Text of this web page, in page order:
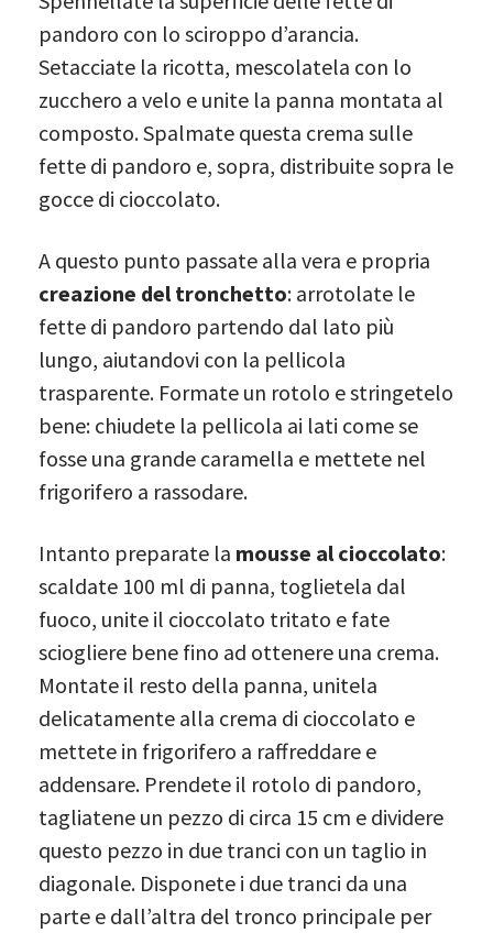
pandoro con lo sciroppo d’arancia.
Setacciate la ricotta, mescolatela con lo
zucchero a velo e unite la panna montata al
composto. Spalmate questa crema sulle
fette di pandoro e, sopra, distribuite sopra le
gocce di cioccolato.
A questo punto passate alla vera e propria
creazione del tronchetto: arrotolate le
fette di pandoro partendo dal lato più
lungo, aiutandovi con la pellicola
trasparente. Formate un rotolo e stringetelo
bene: chiudete la pellicola ai lati come se
fosse una grande caramella e mettete nel
frigorifero a rassodare.
Intanto preparate la mousse al cioccolato:
scaldate 100 ml di panna, toglietela dal
fuoco, unite il cioccolato tritato e fate
sciogliere bene fino ad ottenere una crema.
Montate il resto della panna, unitela
delicatamente alla crema di cioccolato e
mettete in frigorifero a raffreddare e
addensare. Prendete il rotolo di pandoro,
tagliatene un pezzo di circa 15 cm e dividere
questo pezzo in due tranci con un taglio in
diagonale. Disponete i due tranci da una
parte e dall’altra del tronco principale per